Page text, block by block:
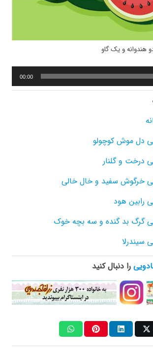
هندوانه و یک گاو
00:00
دل موش کوچولو
درخت و گلنار
خرگوش سفید و خال خالی
رابین هود
گرگ بد گنده و سه بچه خوک
سیندرلا
را دنبال کنید